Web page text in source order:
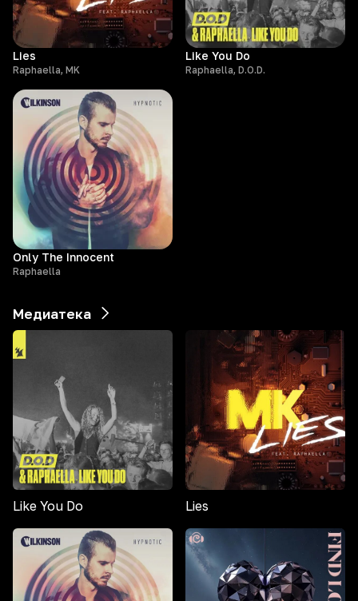
Lies
Raphaella, MK
Like You Do
Raphaella, D.O.D.
Only The Innocent
Raphaella
Медиатека
Like You Do Lies